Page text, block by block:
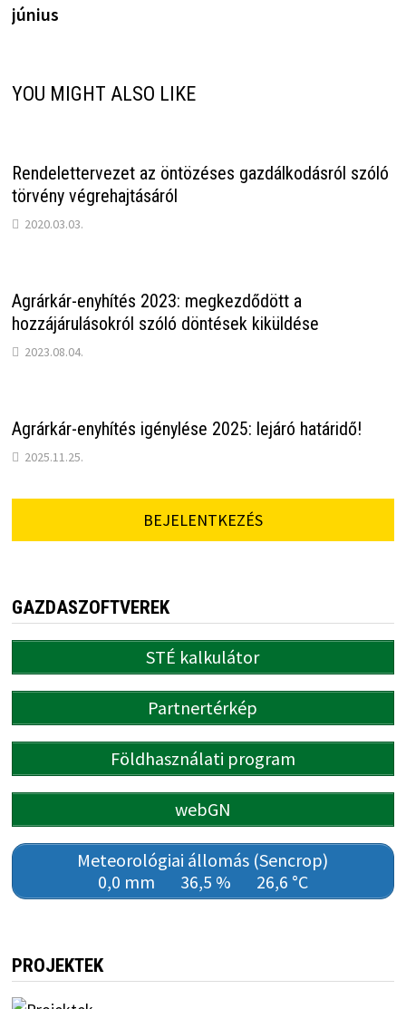
június
YOU MIGHT ALSO LIKE
Rendelettervezet az öntözéses gazdálkodásról szóló
törvény végrehajtásáról
2020.03.03.
Agrárkár-enyhítés 2023: megkezdődött a
hozzájárulásokról szóló döntések kiküldése
2023.08.04.
Agrárkár-enyhítés igénylése 2025: lejáró határidő!
2025.11.25.
BEJELENTKEZÉS
GAZDASZOFTVEREK
STÉ kalkulátor
Partnertérkép
Földhasználati program
webGN
Meteorológiai állomás (Sencrop)
0,0 mm
36,5 % 26,6 °C
PROJEKTEK